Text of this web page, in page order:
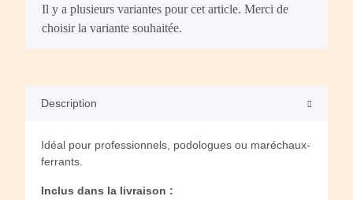
x
Il y a plusieurs variantes pour cet article. Merci de
choisir la variante souhaitée.
Description
Idéal pour professionnels, podologues ou maréchaux-
ferrants.
Inclus dans la livraison :